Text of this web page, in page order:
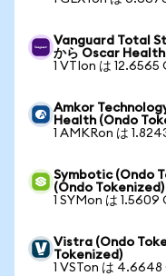
Vanguard Total
から Oscar
1 VTIon は 12.6565
Amkor
Health (Ondo
1 AMKRon は
Symbotic (Ondo
(Ondo Tokenized)
1 SYMon は 1.5609
Vistra (Ondo
Tokenized)
1 VSTon は 4.6648